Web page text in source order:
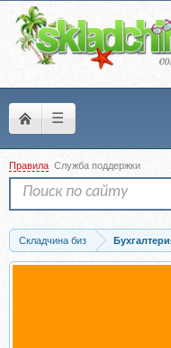
☰
Правила Служба поддержки
Складчина биз
Скачать Реформация